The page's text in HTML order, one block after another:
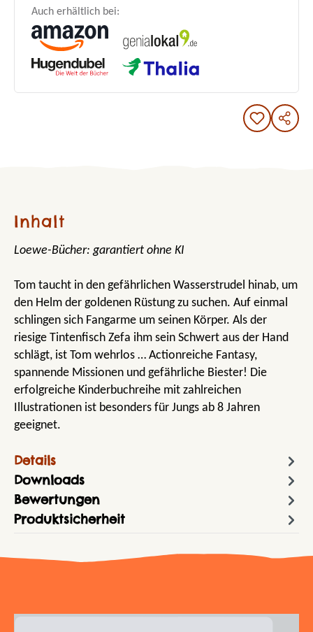
Auch erhältlich bei:
Inhalt
Loewe-Bücher: garantiert ohne KI
Tom taucht in den gefährlichen Wasserstrudel hinab, um
den Helm der goldenen Rüstung zu suchen. Auf einmal
schlingen sich Fangarme um seinen Körper. Als der
riesige Tintenfisch Zefa ihm sein Schwert aus der Hand
schlägt, ist Tom wehrlos … Actionreiche Fantasy,
spannende Missionen und gefährliche Biester! Die
erfolgreiche Kinderbuchreihe mit zahlreichen
Illustrationen ist besonders für Jungs ab 8 Jahren
geeignet.
Details
Downloads
Bewertungen
Produktsicherheit